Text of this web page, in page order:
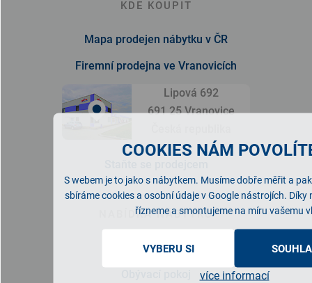
COOKIES NÁM
S webem je to jako s nábytkem. Musíme dobře měřit a
sbíráme cookies a osobní údaje v Google nástrojích. Díky
řízneme a smontujeme na míru vašemu
VYBERU SI
více informací
KDE KOUPIT
Mapa prodejen nábytku v ČR
Firemní prodejna ve Vranovicích
Lipová 692
691 25 Vranovice
NABÍDKA NÁBYTKU
Ložnice